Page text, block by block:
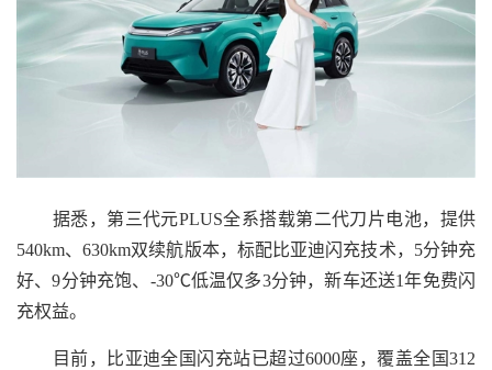
据悉，第三代元PLUS全系搭载第二代刀片电池，提供
540km、630km双续航版本，标配比亚迪闪充技术，5分钟充
好、9分钟充饱、-30℃低温仅多3分钟，新车还送1年免费闪
充权益。
目前，比亚迪全国闪充站已超过6000座，覆盖全国312